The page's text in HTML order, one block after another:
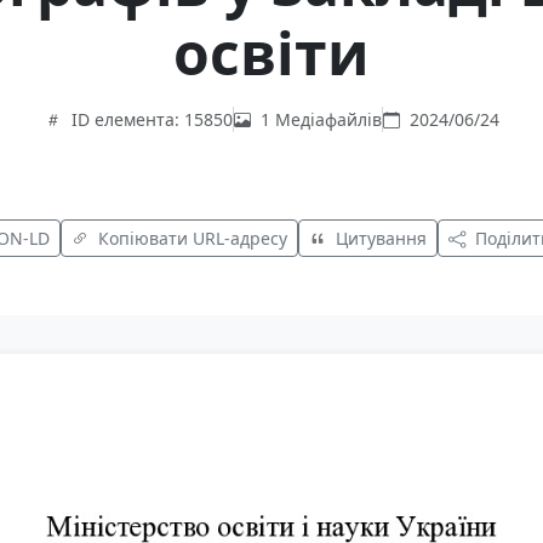
освіти
ID елемента: 15850 1 Медіафайлів 2024/06/24
LD Копіювати URL-адресу Цитування